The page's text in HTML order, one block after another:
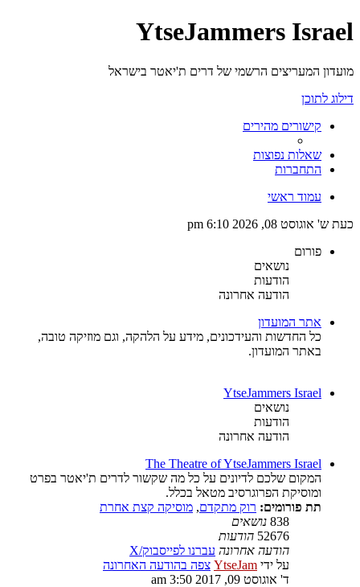
YtseJammers Israel
מועדון המעריצים הרשמי של דרים ת'יאטר בישראל
דילוג לתוכן
קישורים מהירים
שאלות נפוצות
התחברות
עמוד ראשי
כעת ש' אוגוסט 08, 2026 6:10 pm
פורום
נושאים
הודעות
הודעה אחרונה
אתר המועדון
כל החדשות והעידכונים, מידע על הלהקה, וגם מוזיקה טובה,
באתר המועדון.
YtseJammers Israel
נושאים
הודעות
הודעה אחרונה
The Theatre of YtseJammers Israel
המקום שלכם לדיונים על כל מה שקשור לדרים ת'יאטר בפרט
ומוסיקת הפרוגרסיב מטאל בכלל.
תת פורומים: רוק מתקדם, מוסיקה קצת אחרת
838 נושאים
52676 הודעות
הודעה אחרונה עברנו לפייסבוק/X
על ידי YtseJam צפה בהודעה האחרונה
ד' אוגוסט 09, 2017 3:50 am